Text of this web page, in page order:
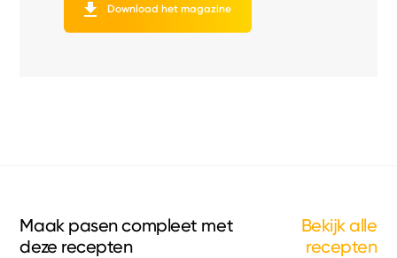
Download het magazine
Maak pasen compleet met
deze recepten
Bekijk alle
recepten